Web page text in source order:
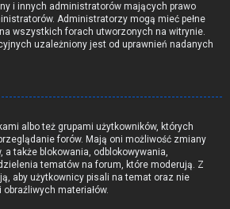
i innych administratorów mających prawo
Administratorzy mogą mieć pełne
wszystkich forach utworzonych na witrynie.
uzależniony jest od uprawnień nadanych
albo też grupami użytkowników, których
forów. Mają oni możliwość zmiany
a także blokowania, odblokowywania,
tematów na forum, które moderują. Z
aby użytkownicy pisali na temat oraz nie
materiałów.